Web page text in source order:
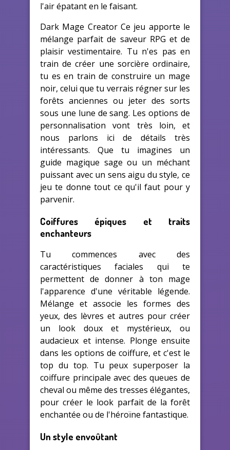
l'air épatant en le faisant.
Dark Mage Creator Ce jeu apporte le
mélange parfait de saveur RPG et de
plaisir vestimentaire. Tu n'es pas en
train de créer une sorcière ordinaire,
tu es en train de construire un mage
noir, celui que tu verrais régner sur les
forêts anciennes ou jeter des sorts
sous une lune de sang. Les options de
personnalisation vont très loin, et
nous parlons ici de détails très
intéressants. Que tu imagines un
guide magique sage ou un méchant
puissant avec un sens aigu du style, ce
jeu te donne tout ce qu'il faut pour y
parvenir.
Coiffures épiques et traits
enchanteurs
Tu commences avec des
caractéristiques faciales qui te
permettent de donner à ton mage
l'apparence d'une véritable légende.
Mélange et associe les formes des
yeux, des lèvres et autres pour créer
un look doux et mystérieux, ou
audacieux et intense. Plonge ensuite
dans les options de coiffure, et c'est le
top du top. Tu peux superposer la
coiffure principale avec des queues de
cheval ou même des tresses élégantes,
pour créer le look parfait de la forêt
enchantée ou de l'héroïne fantastique.
Un style envoûtant